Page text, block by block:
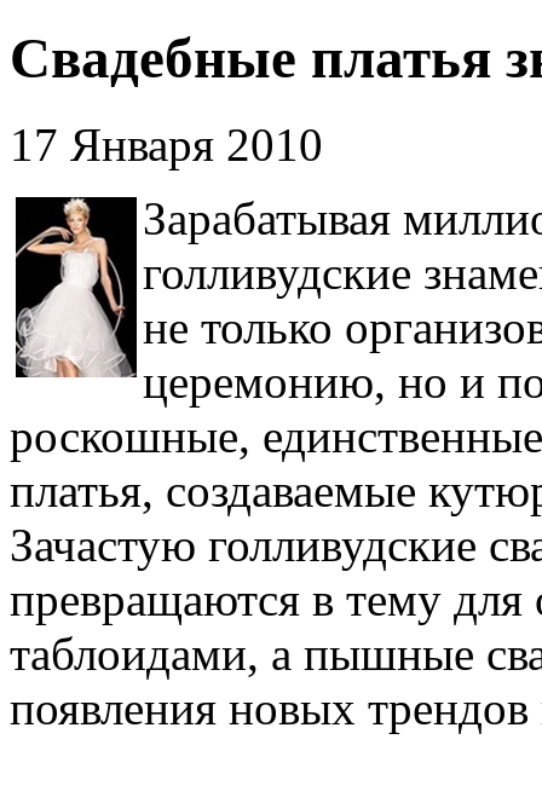
Свадебные платья
17 Января 2010
Зарабатывая
голливудские
не только
церемонию, но и
роскошные,
платья, создаваемые
Зачастую голливудские
превращаются в тему
таблоидами, а пышные
появления новых